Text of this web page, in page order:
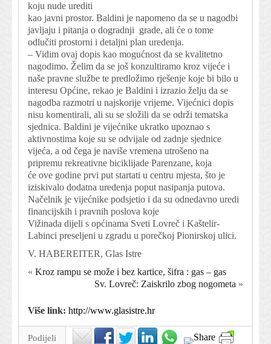
koju nude urediti
kao javni prostor. Baldini je napomeno da se u nagodbi
javljaju i pitanja o dogradnji grade, ali će o tome
odlučiti prostorni i detaljni plan uredenja.
– Vidim ovaj dopis kao mogućnost da se kvalitetno
nagodimo. Želim da se još konzultiramo kroz vijeće i
naše pravne službe te predložimo rješenje koje bi bilo u
interesu Općine, rekao je Baldini i izrazio želju da se
nagodba razmotri u najskorije vrijeme. Vijećnici dopis
nisu komentirali, ali su se složili da se održi tematska
sjednica. Baldini je vijećnike ukratko upoznao s
aktivnostima koje su se odvijale od zadnje sjednice
vijeća, a od čega je naviše vremena utrošeno na
pripremu rekreativne biciklijade Parenzane, koja
će ove godine prvi put startati u centru mjesta, što je
iziskivalo dodatna uredenja poput nasipanja putova.
Načelnik je vijećnike podsjetio i da su odnedavno uredi
financijskih i pravnih poslova koje
Vižinada dijeli s općinama Sveti Lovreč i Kaštelir-
Labinci preseljeni u zgradu u porečkoj Pionirskoj ulici.
V. HABEREITER, Glas Istre
« Kroz rampu se može i bez kartice, šifra : gas – gas
Sv. Lovreč: Zaiskrilo zbog nogometa »
Više link: http://www.glasistre.hr
Podijeli